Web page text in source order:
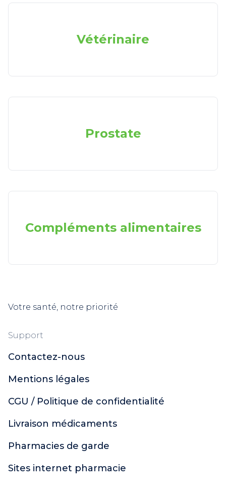
Vétérinaire
Prostate
Compléments alimentaires
Votre santé, notre priorité
Support
Contactez-nous
Mentions légales
CGU / Politique de confidentialité
Livraison médicaments
Pharmacies de garde
Sites internet pharmacie